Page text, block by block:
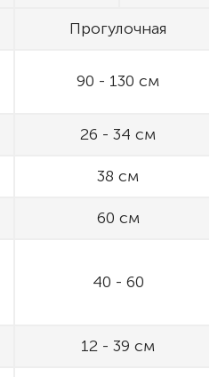
Прогулочная
90 - 130 см
26 - 34 см
38 см
60 см
40 - 60
12 - 39 см